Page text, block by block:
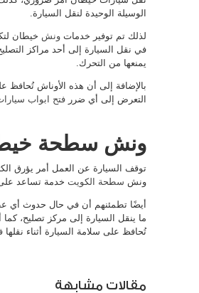
الوسيلة الوحيدة لنقل السيارة.
لذلك تم توفير خدمات ونش خيطان
في نقل السيارة إلى أحد مراكز
يمنعها من التحرك.
بالإضافة إلى أن هذه الأوناش تُحافظ
التعرض إلى أي ضرر فتح ابواب
ونش سطحة
توقف السيارة عن العمل أمر يؤرق
ونش سطحة الكويت خدمة تساعد على
أيضًا تطمئنهم أن في حال حدوث
ما ينقل السيارة إلى مركز تصليح،
تُحافظ على سلامة السيارة أثناء نقلها
مقالات مشابهة